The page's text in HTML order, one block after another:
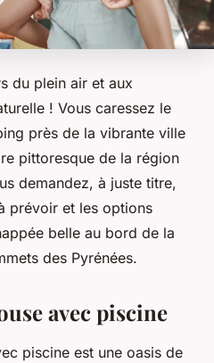
du plein air et aux
! Vous caressez le
près de la vibrante ville
pittoresque de la région
demandez, à juste titre,
prévoir et les options
belle au bord de la
des Pyrénées.
avec piscine
piscine est une oasis de